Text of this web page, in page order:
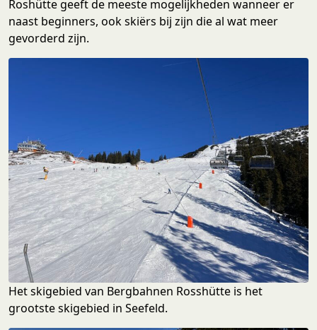
Roshütte geeft de meeste mogelijkheden wanneer er
naast beginners, ook skiërs bij zijn die al wat meer
gevorderd zijn.
Het skigebied van Bergbahnen Rosshütte is het
grootste skigebied in Seefeld.